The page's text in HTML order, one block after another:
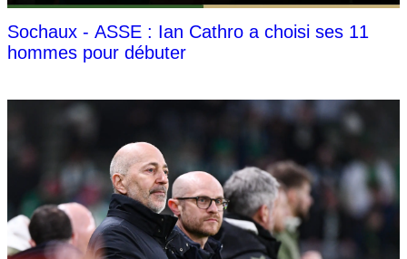
Sochaux - ASSE : Ian Cathro a choisi ses 11
hommes pour débuter